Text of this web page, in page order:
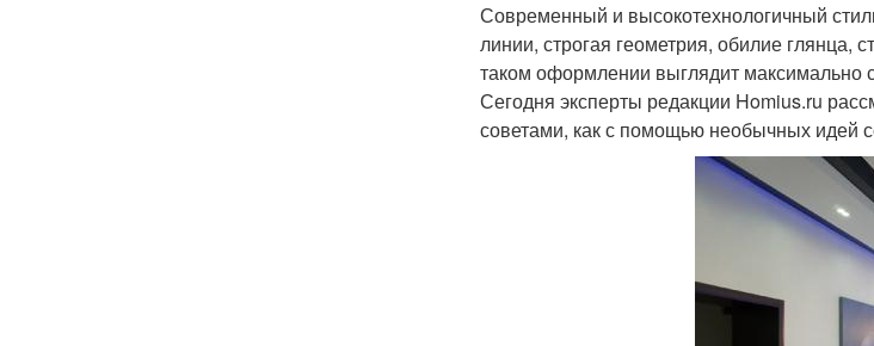
Современный и высокотехнологичный
линии, строгая геометрия, обилие глянца,
таком оформлении выглядит максимально
Сегодня эксперты редакции Homius.ru
советами, как с помощью необычных идей